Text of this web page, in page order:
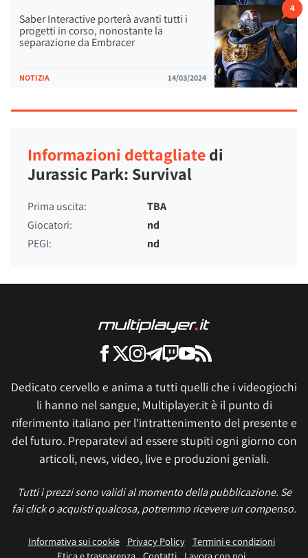
Saber Interactive porterà avanti tutti i
progetti in corso, nonostante la
separazione da Embracer
NOTIZIA 14/03/2024
4
Informazioni dettagliatedi
Jurassic Park: Survival
Prima uscita:
TBA
Giocatori:
nd
PEGI:
nd
Dedicato cervello e anima a tutti quelli che i videogiochi
li hanno nel sangue, Multiplayer.it è il punto di
riferimento italiano per l'intrattenimento del presente e
del futuro. Preparatevi ad essere stupiti ogni giorno con
articoli, news, video, live e produzioni geniali.
Tutti i prezzi sono validi al momento della pubblicazione. Se
fai click o acquisti qualcosa, potremmo ricevere un compenso.
Informativa sui cookie Privacy Policy
Termini e condizioni